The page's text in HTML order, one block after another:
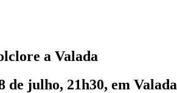
a Valada
julho, 21h30, em Valada